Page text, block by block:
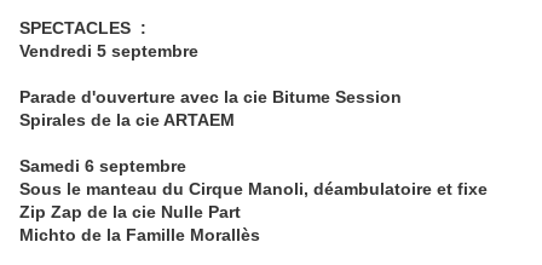
SPECTACLES :
Vendredi 5 septembre
Parade d'ouverture avec la cie Bitume Session
Spirales de la cie ARTAEM
Samedi 6 septembre
Sous le manteau du Cirque Manoli, déambulatoire et fixe
Zip Zap de la cie Nulle Part
Michto de la Famille Morallès